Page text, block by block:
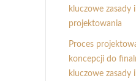
kluczowe zasady
projektowania
Proces
koncepcji do
kluczowe zasady